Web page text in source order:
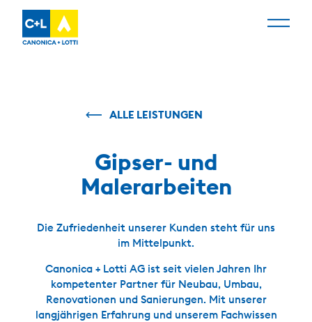
ALLE LEISTUNGEN
Gipser- und
Malerarbeiten
Die Zufriedenheit unserer Kunden steht für uns
im Mittelpunkt.
Canonica + Lotti AG ist seit vielen Jahren Ihr
kompetenter Partner für Neubau, Umbau,
Renovationen und Sanierungen. Mit unserer
langjährigen Erfahrung und unserem Fachwissen